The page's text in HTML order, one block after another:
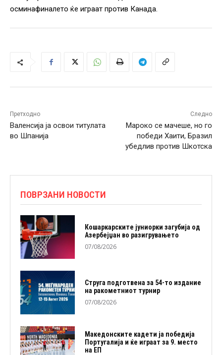
осминафиналето ќе играат против Канада.
Претходно
Валенсија ја освои титулата
во Шпанија
Следно
Мароко се мачеше, но го
победи Хаити, Бразил
убедлив против Шкотска
ПОВРЗАНИ НОВОСТИ
Кошаркарските јуниорки загубија од
Азербејџан во разигрувањето
07/08/2026
Струга подготвена за 54-то издание
на ракометниот турнир
07/08/2026
Македонските кадети ја победија
Португалија и ќе играат за 9. место
на ЕП